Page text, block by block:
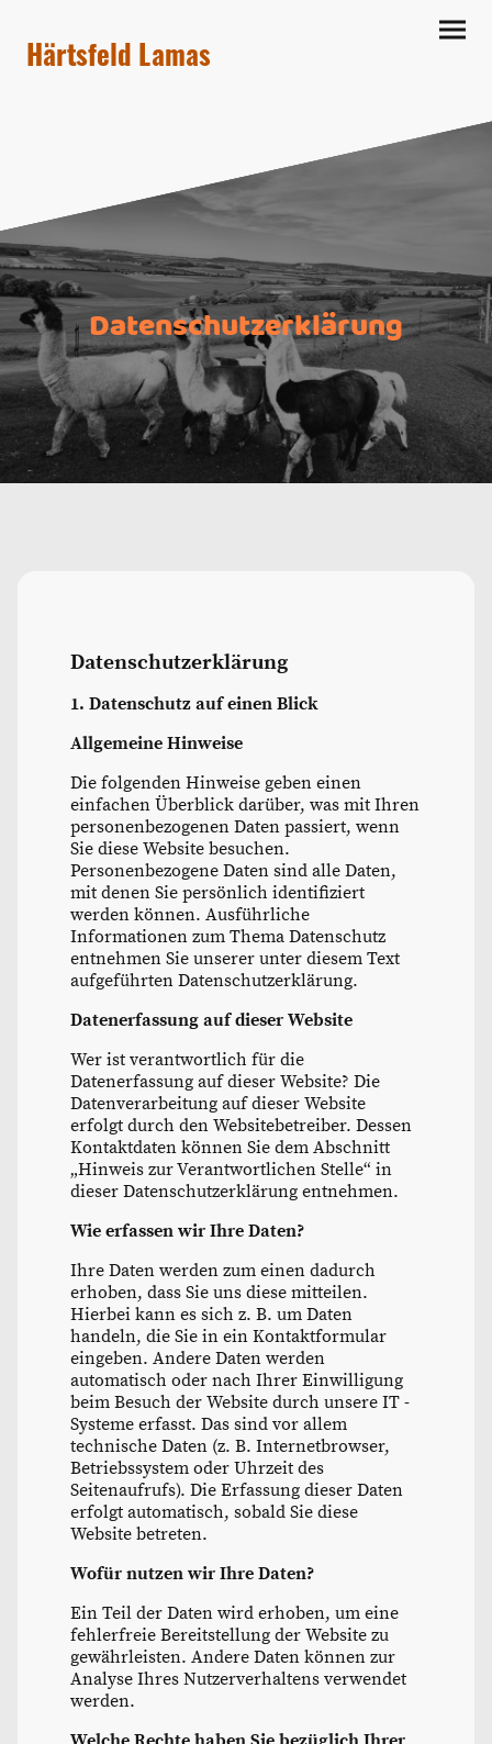
Härtsfeld Lamas
Datenschutzerklärung
Datenschutzerklärung
1. Datenschutz auf einen Blick
Allgemeine Hinweise
Die folgenden Hinweise geben einen
einfachen Überblick darüber, was mit Ihren
personenbezogenen Daten passiert, wenn
Sie diese Website besuchen.
Personenbezogene Daten sind alle Daten,
mit denen Sie persönlich identifiziert
werden können. Ausführliche
Informationen zum Thema Datenschutz
entnehmen Sie unserer unter diesem Text
aufgeführten Datenschutzerklärung.
Datenerfassung auf dieser Website
Wer ist verantwortlich für die
Datenerfassung auf dieser Website? Die
Datenverarbeitung auf dieser Website
erfolgt durch den Websitebetreiber. Dessen
Kontaktdaten können Sie dem Abschnitt
„Hinweis zur Verantwortlichen Stelle“ in
dieser Datenschutzerklärung entnehmen.
Wie erfassen wir Ihre Daten?
Ihre Daten werden zum einen dadurch
erhoben, dass Sie uns diese mitteilen.
Hierbei kann es sich z. B. um Daten
handeln, die Sie in ein Kontaktformular
eingeben. Andere Daten werden
automatisch oder nach Ihrer Einwilligung
beim Besuch der Website durch unsere IT -
Systeme erfasst. Das sind vor allem
technische Daten (z. B. Internetbrowser,
Betriebssystem oder Uhrzeit des
Seitenaufrufs). Die Erfassung dieser Daten
erfolgt automatisch, sobald Sie diese
Website betreten.
Wofür nutzen wir Ihre Daten?
Ein Teil der Daten wird erhoben, um eine
fehlerfreie Bereitstellung der Website zu
gewährleisten. Andere Daten können zur
Analyse Ihres Nutzerverhaltens verwendet
werden.